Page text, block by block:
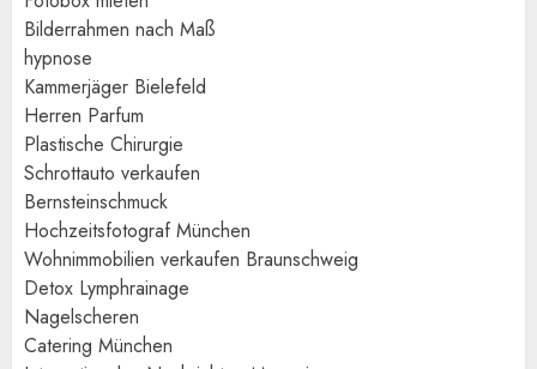
Bilderrahmen nach Maß
hypnose
Kammerjäger Bielefeld
Herren Parfum
Plastische Chirurgie
Schrottauto verkaufen
Bernsteinschmuck
Hochzeitsfotograf München
Wohnimmobilien verkaufen Braunschweig
Detox Lymphrainage
Nagelscheren
Catering München